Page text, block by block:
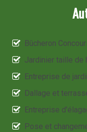
Bûcheron
Jardinier taille de
Entreprise de
Dallage et
Entreprise
Pose et